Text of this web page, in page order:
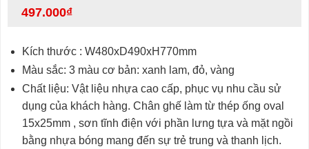
497.000₫
Kích thước : W480xD490xH770mm
Màu sắc: 3 màu cơ bản: xanh lam, đỏ, vàng
Chất liệu: Vật liệu nhựa cao cấp, phục vụ nhu cầu sử
dụng của khách hàng. Chân ghế làm từ thép ống oval
15x25mm , sơn tĩnh điện với phần lưng tựa và mặt ngồi
bằng nhựa bóng mang đến sự trẻ trung và thanh lịch.